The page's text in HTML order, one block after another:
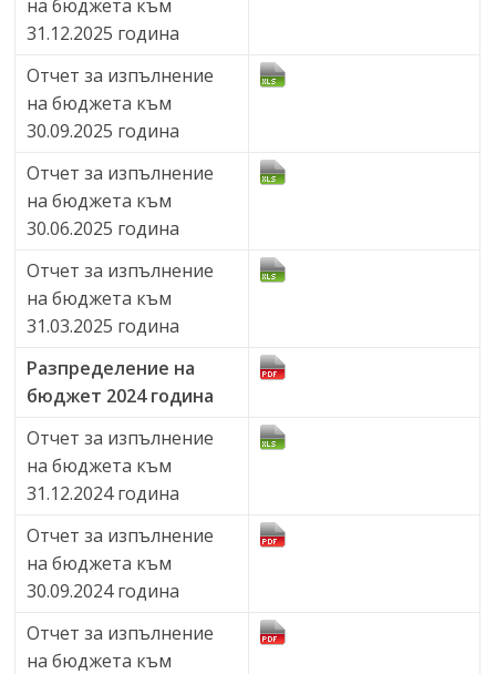
на бюджета към
31.12.2025 година
Отчет за изпълнение
на бюджета към
30.09.2025 година
Отчет за изпълнение
на бюджета към
30.06.2025 година
Отчет за изпълнение
на бюджета към
31.03.2025 година
Разпределение на
бюджет 2024 година
Отчет за изпълнение
на бюджета към
31.12.2024 година
Отчет за изпълнение
на бюджета към
30.09.2024 година
Отчет за изпълнение
на бюджета към